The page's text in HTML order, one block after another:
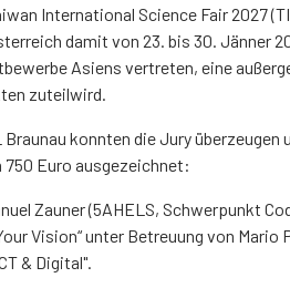
International Science Fair 2027
damit von 23. bis 30. Jänner
Asiens vertreten, eine
zuteilwird.
konnten die Jury überzeugen
Euro ausgezeichnet:
Zauner (5AHELS, Schwerpunkt
Vision“ unter Betreuung von Mario
& Digital".